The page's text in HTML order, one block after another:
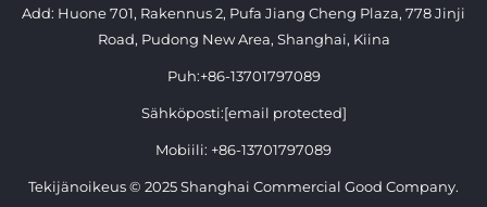
Add: Huone 701, Rakennus 2, Pufa Jiang Cheng Plaza, 778 Jinji
Road, Pudong New Area, Shanghai, Kiina
Puh:+86-13701797089
Sähköposti:[email protected]
Mobiili: +86-13701797089
Tekijänoikeus © 2025 Shanghai Commercial Good Company.